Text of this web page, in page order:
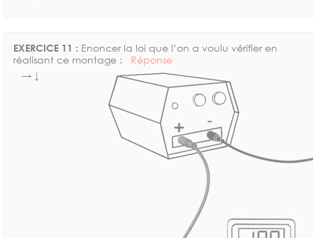
EXERCICE 11 : Enoncer la loi que l’on a voulu vérifier en
réalisant ce montage : Réponse
→ ↓